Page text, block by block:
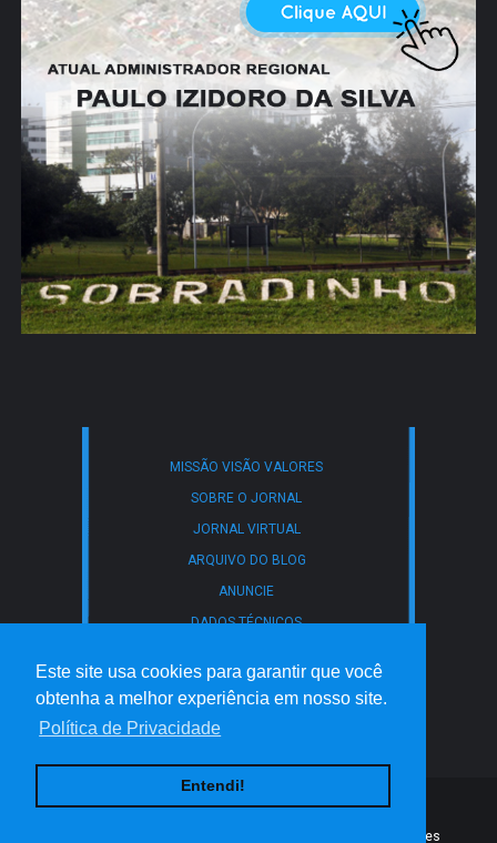
Este site usa cookies para garantir que você
obtenha a melhor experiência em nosso site.
Política de Privacidade
Entendi!
MISSÃO VISÃO VALORES
SOBRE O JORNAL
JORNAL VIRTUAL
ARQUIVO DO BLOG
ANUNCIE
DADOS TÉCNICOS
POLÍTICA DE PRIVACIDADE
Gooyaabi Templates